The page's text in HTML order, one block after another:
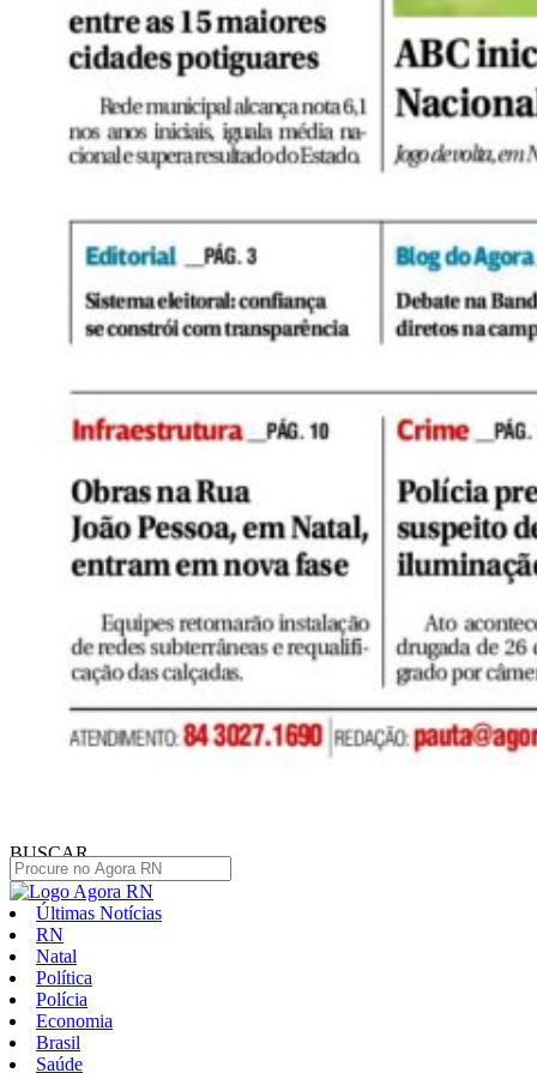
BUSCAR
Últimas Notícias
RN
Natal
Política
Polícia
Economia
Brasil
Saúde